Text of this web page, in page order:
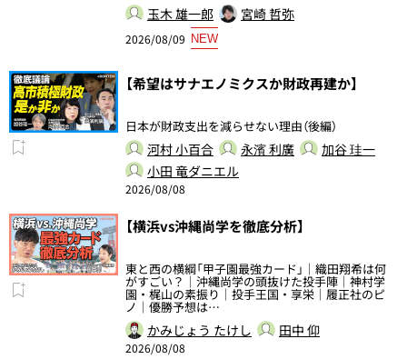
玉木 雄一郎 宮崎 哲弥
2026/08/09 NEW
【希望はサナエノミクスか財政再建か】
日本が財政支出を減らせない理由（後編）
河村 小百合 永濱 利廣
加谷 珪一
小田 竜ダニエル
2026/08/08
【横浜vs沖縄尚学を徹底分析】
東と西の横綱「甲子園最強カード」｜織田翔希は何
がすごい？｜沖縄尚学の頭抜けた投手陣｜神村学
園・梶山の素振り｜投手王国・享栄｜履正社のピ
ノ｜優勝予想は…
かみじょう たけし 田中 仰
2026/08/08